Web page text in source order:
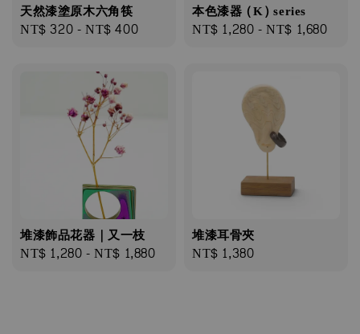
天然漆塗原⽊六⾓筷
Regular
NT$ 320-NT$ 400
本色漆器 (K) series
Regular
NT$ 1,280-NT$ 1,680
堆漆飾品花器｜又一枝
Regular
NT$ 1,280-NT$ 1,880
堆漆耳骨夾
Regular
NT$ 1,380